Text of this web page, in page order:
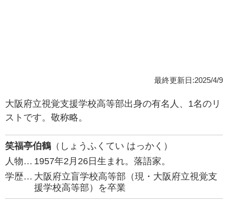
最終更新日:2025/4/9
大阪府立視覚支援学校高等部出身の有名人、1名のリ
ストです。敬称略。
笑福亭伯鶴 （しょうふくてい はっかく）
人物… 1957年2月26日生まれ。落語家。
学歴… 大阪府立盲学校高等部（現・大阪府立視覚支
援学校高等部）を卒業